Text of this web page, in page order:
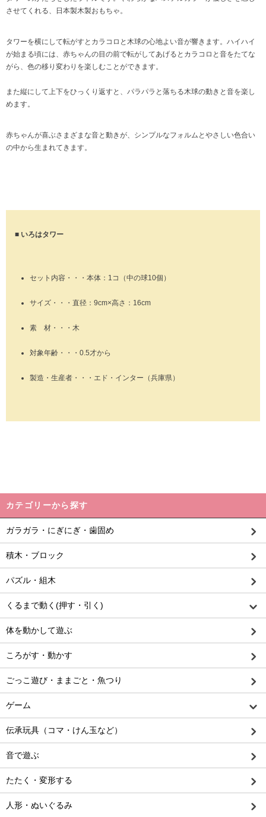
させてくれる、日本製木製おもちゃ。
タワーを横にして転がすとカラコロと木球の心地よい音が響きます。ハイハイ
が始まる頃には、赤ちゃんの目の前で転がしてあげるとカラコロと音をたてな
がら、色の移り変わりを楽しむことができます。
また縦にして上下をひっくり返すと、パラパラと落ちる木球の動きと音を楽し
めます。
赤ちゃんが喜ぶさまざまな音と動きが、シンプルなフォルムとやさしい色合い
の中から生まれてきます。
■ いろはタワー
セット内容・・・本体：1コ（中の球10個）
サイズ・・・直径：9cm×高さ：16cm
素 材・・・木
対象年齢・・・0.5才から
製造・生産者・・・エド・インター（兵庫県）
カテゴリーから探す
ガラガラ・にぎにぎ・歯固め
積木・ブロック
パズル・組木
くるまで動く(押す・引く)
体を動かして遊ぶ
ころがす・動かす
ごっこ遊び・ままごと・魚つり
ゲーム
伝承玩具（コマ・けん玉など）
音で遊ぶ
たたく・変形する
人形・ぬいぐるみ